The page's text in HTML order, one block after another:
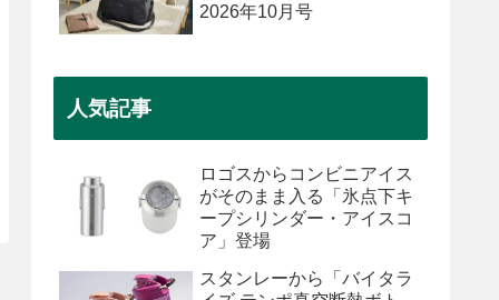
2026年10月号
人気記事
ロゴスからコンビニアイス
がそのまま入る「氷点下キ
ープシリンダー・アイスコ
ア」登場
スタンレーから「バイタラ